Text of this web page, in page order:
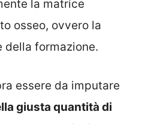
la matrice
osseo, ovvero la
della formazione.
essere da imputare
giusta quantità di